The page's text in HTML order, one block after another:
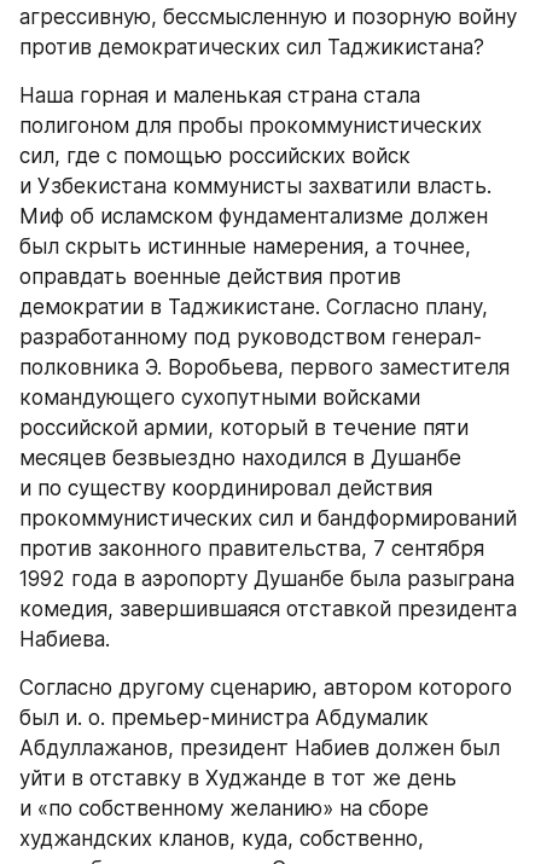
агрессивную, бессмысленную и позорную войну
против демократических сил Таджикистана?
Наша горная и маленькая страна стала
полигоном для пробы прокоммунистических
сил, где с помощью российских войск
и Узбекистана коммунисты захватили власть.
Миф об исламском фундаментализме должен
был скрыть истинные намерения, а точнее,
оправдать военные действия против
демократии в Таджикистане. Согласно плану,
разработанному под руководством генерал-
полковника Э. Воробьева, первого заместителя
командующего сухопутными войсками
российской армии, который в течение пяти
месяцев безвыездно находился в Душанбе
и по существу координировал действия
прокоммунистических сил и бандформирований
против законного правительства, 7 сентября
1992 года в аэропорту Душанбе была разыграна
комедия, завершившаяся отставкой президента
Набиева.
Согласно другому сценарию, автором которого
был и. о. премьер-министра Абдумалик
Абдуллажанов, президент Набиев должен был
уйти в отставку в Худжанде в тот же день
и «по собственному желанию» на сборе
худжандских кланов, куда, собственно,